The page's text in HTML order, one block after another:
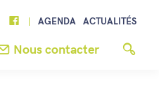
AGENDA ACTUALITÉS
Nous contacter